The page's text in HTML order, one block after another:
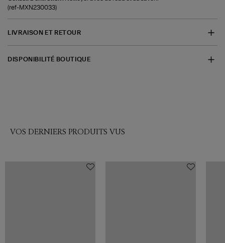
(ref-MXN230033)
LIVRAISON ET RETOUR
DISPONIBILITÉ BOUTIQUE
VOS DERNIERS PRODUITS VUS